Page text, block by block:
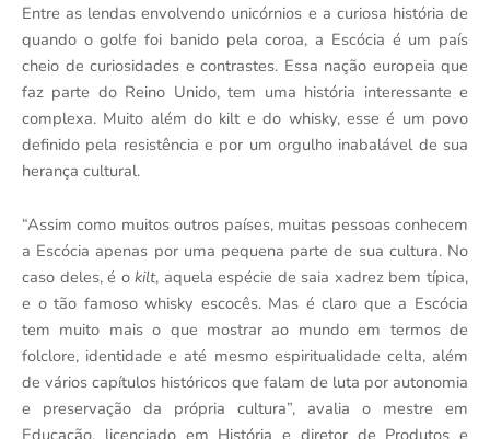
Entre as lendas envolvendo unicórnios e a curiosa história de
quando o golfe foi banido pela coroa, a Escócia é um país
cheio de curiosidades e contrastes. Essa nação europeia que
faz parte do Reino Unido, tem uma história interessante e
complexa. Muito além do kilt e do whisky, esse é um povo
definido pela resistência e por um orgulho inabalável de sua
herança cultural.
“Assim como muitos outros países, muitas pessoas conhecem
a Escócia apenas por uma pequena parte de sua cultura. No
caso deles, é okilt, aquela espécie de saia xadrez bem típica,
e o tão famoso whisky escocês. Mas é claro que a Escócia
tem muito mais o que mostrar ao mundo em termos de
folclore, identidade e até mesmo espiritualidade celta, além
de vários capítulos históricos que falam de luta por autonomia
e preservação da própria cultura”, avalia o mestre em
Educação, licenciado em História e diretor de Produtos e